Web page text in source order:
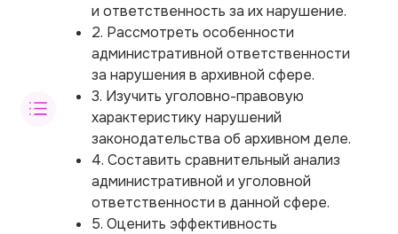
и ответственность за их нарушение.
2. Рассмотреть особенности
административной ответственности
за нарушения в архивной сфере.
3. Изучить уголовно-правовую
характеристику нарушений
законодательства об архивном деле.
4. Составить сравнительный анализ
административной и уголовной
ответственности в данной сфере.
5. Оценить эффективность